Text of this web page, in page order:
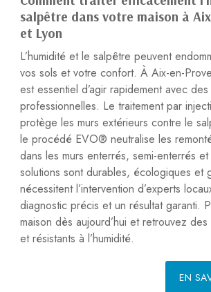
salpêtre dans votre maison à
et Lyon
L’humidité et le salpêtre peuvent
vos sols et votre confort. À Aix-en-
est essentiel d’agir rapidement avec
professionnelles. Le traitement par
protège les murs extérieurs contre le
le procédé EVO® neutralise les
dans les murs enterrés, semi-enterrés
solutions sont durables, écologiques et
nécessitent l’intervention d’experts
diagnostic précis et un résultat garanti.
maison dès aujourd’hui et retrouvez
et résistants à l’humidité.
EN